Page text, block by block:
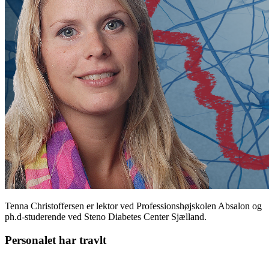
Tenna Christoffersen er lektor ved Professionshøjskolen Absalon og
ph.d-studerende ved Steno Diabetes Center Sjælland.
Personalet har travlt